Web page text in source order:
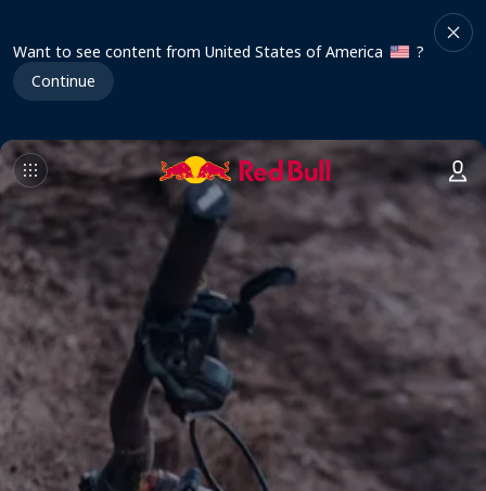
Want to see content from United States of America
?
Continue